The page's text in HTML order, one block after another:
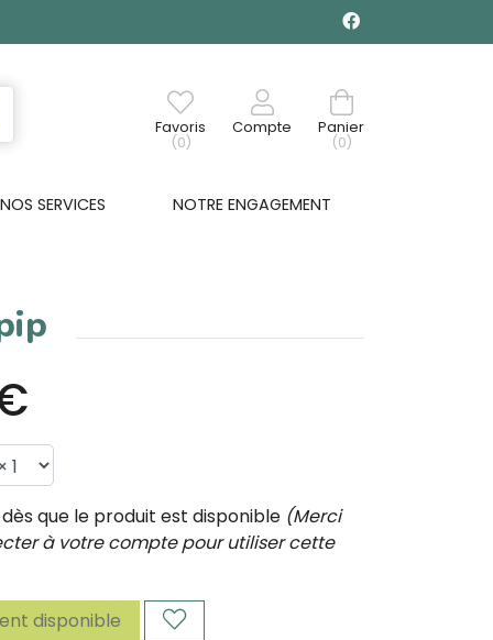
Favoris
(0)
Compte
Panier
(0)
NOS SERVICES NOTRE ENGAGEMENT
que le produit est disponible (Merci
à votre compte pour utiliser cette
disponible